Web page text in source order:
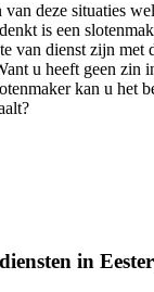
deze situaties
is een
van dienst zijn met
u heeft geen zin
kan u het
in